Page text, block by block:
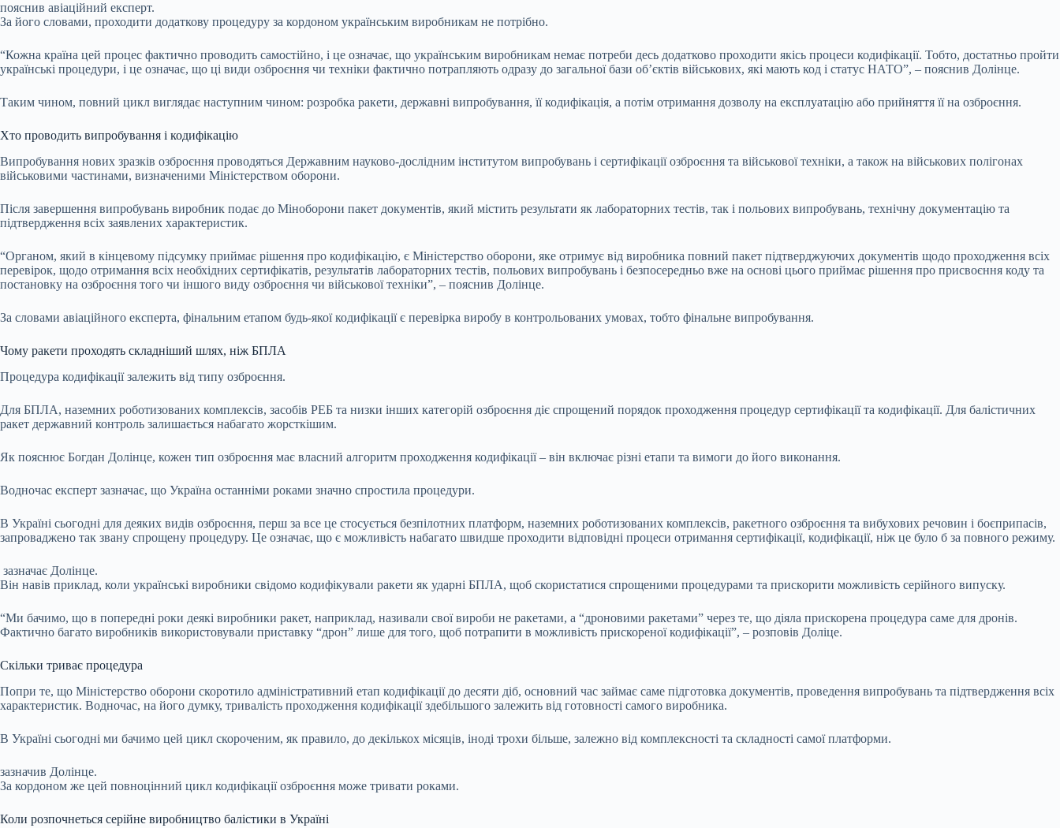
пояснив авіаційний експерт.
За його словами, проходити додаткову процедуру за кордоном українським виробникам не потрібно.
“Кожна країна цей процес фактично проводить самостійно, і це означає, що українським виробникам немає потреби десь додатково проходити якісь процеси кодифікації. Тобто, достатньо пройти
українські процедури, і це означає, що ці види озброєння чи техніки фактично потрапляють одразу до загальної бази об’єктів військових, які мають код і статус НАТО”, – пояснив Долінце.
Таким чином, повний цикл виглядає наступним чином: розробка ракети, державні випробування, її кодифікація, а потім отримання дозволу на експлуатацію або прийняття її на озброєння.
Хто проводить випробування і кодифікацію
Випробування нових зразків озброєння проводяться Державним науково-дослідним інститутом випробувань і сертифікації озброєння та військової техніки, а також на військових полігонах
військовими частинами, визначеними Міністерством оборони.
Після завершення випробувань виробник подає до Міноборони пакет документів, який містить результати як лабораторних тестів, так і польових випробувань, технічну документацію та
підтвердження всіх заявлених характеристик.
“Органом, який в кінцевому підсумку приймає рішення про кодифікацію, є Міністерство оборони, яке отримує від виробника повний пакет підтверджуючих документів щодо проходження всіх
перевірок, щодо отримання всіх необхідних сертифікатів, результатів лабораторних тестів, польових випробувань і безпосередньо вже на основі цього приймає рішення про присвоєння коду та
постановку на озброєння того чи іншого виду озброєння чи військової техніки”, – пояснив Долінце.
За словами авіаційного експерта, фінальним етапом будь-якої кодифікації є перевірка виробу в контрольованих умовах, тобто фінальне випробування.
Чому ракети проходять складніший шлях, ніж БПЛА
Процедура кодифікації залежить від типу озброєння.
Для БПЛА, наземних роботизованих комплексів, засобів РЕБ та низки інших категорій озброєння діє спрощений порядок проходження процедур сертифікації та кодифікації. Для балістичних
ракет державний контроль залишається набагато жорсткішим.
Як пояснює Богдан Долінце, кожен тип озброєння має власний алгоритм проходження кодифікації – він включає різні етапи та вимоги до його виконання.
Водночас експерт зазначає, що Україна останніми роками значно спростила процедури.
В Україні сьогодні для деяких видів озброєння, перш за все це стосується безпілотних платформ, наземних роботизованих комплексів, ракетного озброєння та вибухових речовин і боєприпасів,
запроваджено так звану спрощену процедуру. Це означає, що є можливість набагато швидше проходити відповідні процеси отримання сертифікації, кодифікації, ніж це було б за повного режиму.
зазначає Долінце.
Він навів приклад, коли українські виробники свідомо кодифікували ракети як ударні БПЛА, щоб скористатися спрощеними процедурами та прискорити можливість серійного випуску.
“Ми бачимо, що в попередні роки деякі виробники ракет, наприклад, називали свої вироби не ракетами, а “дроновими ракетами” через те, що діяла прискорена процедура саме для дронів.
Фактично багато виробників використовували приставку “дрон” лише для того, щоб потрапити в можливість прискореної кодифікації”, – розповів Доліце.
Скільки триває процедура
Попри те, що Міністерство оборони скоротило адміністративний етап кодифікації до десяти діб, основний час займає саме підготовка документів, проведення випробувань та підтвердження всіх
характеристик. Водночас, на його думку, тривалість проходження кодифікації здебільшого залежить від готовності самого виробника.
В Україні сьогодні ми бачимо цей цикл скороченим, як правило, до декількох місяців, іноді трохи більше, залежно від комплексності та складності самої платформи.
зазначив Долінце.
За кордоном же цей повноцінний цикл кодифікації озброєння може тривати роками.
Коли розпочнеться серійне виробництво балістики в Україні